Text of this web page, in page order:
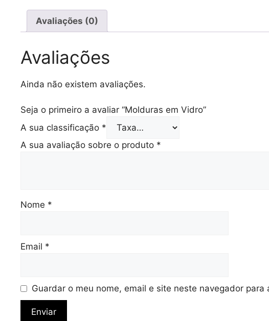
Avaliações (0)
Avaliações
Ainda não existem avaliações.
Seja o primeiro a avaliar “Molduras em Vidro”
A sua classificação *
A sua avaliação sobre o produto *
Nome *
Email *
Guardar o meu nome, email e site neste navegador para